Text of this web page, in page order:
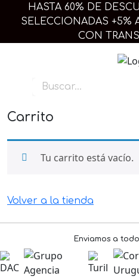
HASTA 60% DE
SELECCIONADAS +5%
CON
Carrito
Tu carrito está vacío.
Volver a la tienda
Enviamos a